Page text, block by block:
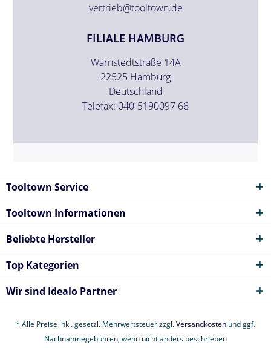
vertrieb@tooltown.de
FILIALE HAMBURG
Warnstedtstraße 14A
22525 Hamburg
Deutschland
Telefax: 040-5190097 66
Tooltown Service
Tooltown Informationen
Beliebte Hersteller
Top Kategorien
Wir sind Idealo Partner
* Alle Preise inkl. gesetzl. Mehrwertsteuer zzgl.Versandkosten und ggf.
Nachnahmegebühren, wenn nicht anders beschrieben